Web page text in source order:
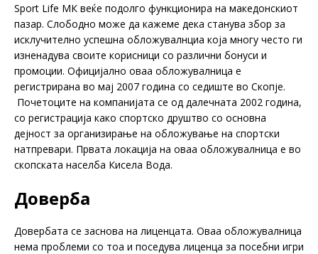
Sport Life МК веќе подолго функционира на македонскиот
пазар. Слободно може да кажеме дека станува збор за
исклучително успешна обложувалнциа која многу често ги
изненадува своите корисници со различни бонуси и
промоции. Oфицијално оваа обложувалница е
регистрирана во мај 2007 година со седиште во Скопје.
Почетоците на компанијата се од далечната 2002 година,
со регистрација како спортско друштво со основна
дејност за организирање на обложување на спортски
натпревари. Првата локација на оваа обложувалница е во
скопската населба Кисела Вода.
Доверба
Довербата се заснова на лиценцата. Оваа обложувалница
нема проблеми со тоа и поседува лиценца за посебни игри